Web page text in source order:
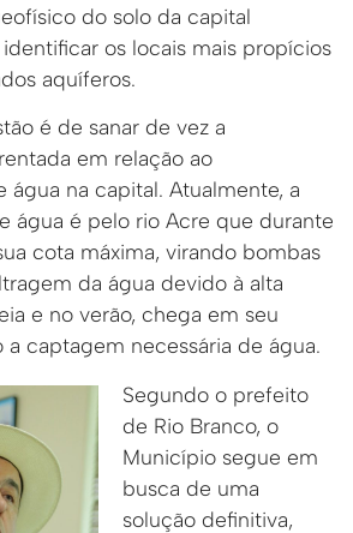
do solo da capital
os locais mais propícios
aquíferos.
é de sanar de vez a
em relação ao
água na capital. Atualmente, a
água é pelo rio Acre que durante
cota máxima, virando bombas
da água devido à alta
e no verão, chega em seu
captagem necessária de água.
Segundo o prefeito
de Rio Branco, o
Município segue em
busca de uma
solução definitiva,